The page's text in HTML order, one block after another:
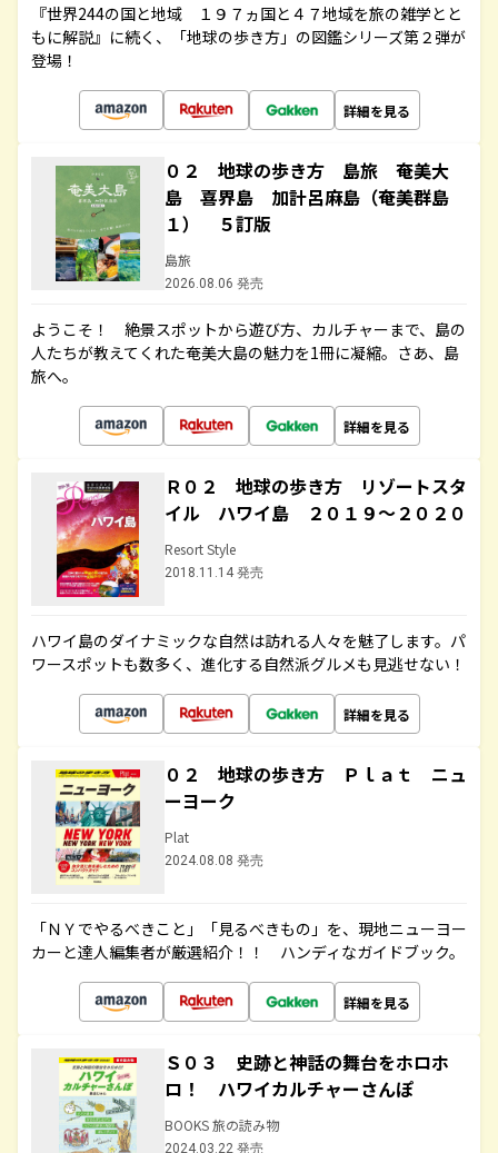
『世界244の国と地域 １９７ヵ国と４７地域を旅の雑学とと
もに解説』に続く、「地球の歩き方」の図鑑シリーズ第２弾が
登場！
詳細を見る
０２ 地球の歩き方 島旅 奄美大
島 喜界島 加計呂麻島（奄美群島
１） ５訂版
島旅
2026.08.06 発売
ようこそ！ 絶景スポットから遊び方、カルチャーまで、島の
人たちが教えてくれた奄美大島の魅力を1冊に凝縮。さあ、島
旅へ。
詳細を見る
Ｒ０２ 地球の歩き方 リゾートスタ
イル ハワイ島 ２０１９～２０２０
Resort Style
2018.11.14 発売
ハワイ島のダイナミックな自然は訪れる人々を魅了します。パ
ワースポットも数多く、進化する自然派グルメも見逃せない！
詳細を見る
０２ 地球の歩き方 Ｐｌａｔ ニュ
ーヨーク
Plat
2024.08.08 発売
「ＮＹでやるべきこと」「見るべきもの」を、現地ニューヨー
カーと達人編集者が厳選紹介！！ ハンディなガイドブック。
詳細を見る
Ｓ０３ 史跡と神話の舞台をホロホ
ロ！ ハワイカルチャーさんぽ
BOOKS 旅の読み物
2024.03.22 発売